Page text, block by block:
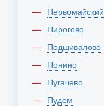
Первомайский
Пирогово
Подшивалово
Понино
Пугачево
Пудем